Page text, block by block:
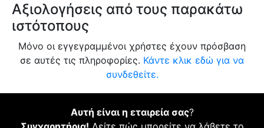
Αξιολογήσεις από τους παρακάτω
ιστότοπους
Μόνο οι εγγεγραμμένοι χρήστες έχουν πρόσβαση
σε αυτές τις πληροφορίες. Κάντε κλικ εδώ για να
συνδεθείτε.
Αυτή είναι η εταιρεία σας?